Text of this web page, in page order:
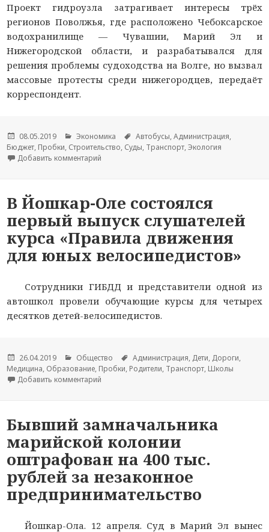
Проект гидроузла затрагивает интересы трёх
регионов Поволжья, где расположено Чебоксарское
водохранилище — Чувашии, Марий Эл и
Нижегородской области, и разрабатывался для
решения проблемы судоходства на Волге, но вызвал
массовые протесты среди нижегородцев, передаёт
корреспондент.
Опубликовано
08.05.2019 Рубрики
Экономика Метки
Автобусы,Администрация,
Бюджет, Пробки, Строительство, Суды, Транспорт,Экология
Добавить комментарий
В Йошкар-Оле состоялся
первый выпуск слушателей
курса «Правила движения
для юных велосипедистов»
Сотрудники ГИБДД и представители одной из
автошкол провели обучающие курсы для четырех
десятков детей-велосипедистов.
Опубликовано
26.04.2019 Рубрики
Общество Метки
Администрация, Дети, Дороги,
Медицина, Образование, Пробки, Родители, Транспорт, Школы
Добавить комментарий
Бывший замначальника
марийской колонии
оштрафован на 400 тыс.
рублей за незаконное
предпринимательство
Йошкар-Ола. 12 апреля. Суд в Марий Эл вынес